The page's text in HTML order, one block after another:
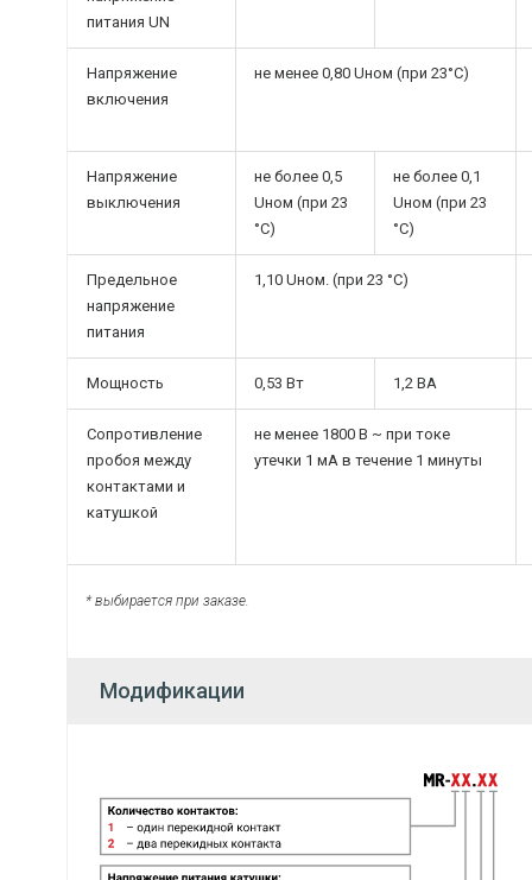
питания UN
Напряжение
включения
не менее 0,80 Uном (при 23°С)
Напряжение
выключения
не более 0,5
Uном (при 23
°С)
не более 0,1
Uном (при 23
°С)
Предельное
напряжение
питания
1,10 Uном. (при 23 °С)
Мощность 0,53 Вт 1,2 ВА
Сопротивление
пробоя между
контактами и
катушкой
не менее 1800 В ~ при токе
утечки 1 мА в течение 1 минуты
* выбирается при заказе.
Модификации